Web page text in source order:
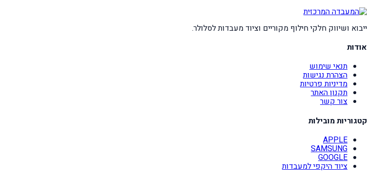
ייבוא ושיווק חלקי חילוף מקוריים וציוד מעבדות לסלולר.
אודות
תנאי שימוש
הצהרת נגישות
מדיניות פרטיות
תקנון האתר
צור קשר
קטגוריות מובילות
APPLE
SAMSUNG
GOOGLE
ציוד היקפי למעבדות